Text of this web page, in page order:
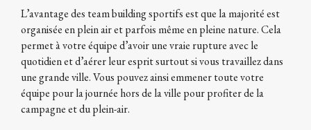
L’avantage des team building sportifs est que la majorité est
organisée en plein air et parfois même en pleine nature. Cela
permet à votre équipe d’avoir une vraie rupture avec le
quotidien et d’aérer leur esprit surtout si vous travaillez dans
une grande ville. Vous pouvez ainsi emmener toute votre
équipe pour la journée hors de la ville pour profiter de la
campagne et du plein-air.